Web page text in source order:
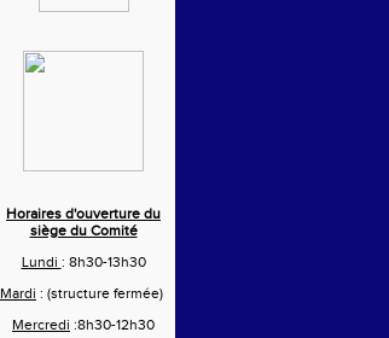
Horaires d'ouverture du
siège du Comité
Lundi : 8h30-13h30
Mardi : (structure fermée)
Mercredi :8h30-12h30